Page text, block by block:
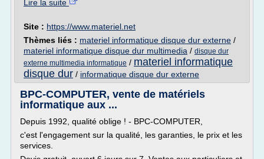
Lire la suite
Site : https://www.materiel.net
Thèmes liés : materiel informatique disque dur externe /
materiel informatique disque dur multimedia / disque dur
externe multimedia informatique / materiel informatique
disque dur / informatique disque dur externe
BPC-COMPUTER, vente de matériels
informatique aux ...
Depuis 1992, qualité oblige ! - BPC-COMPUTER,
c'est l'engagement sur la qualité, les garanties, le prix et les
services.